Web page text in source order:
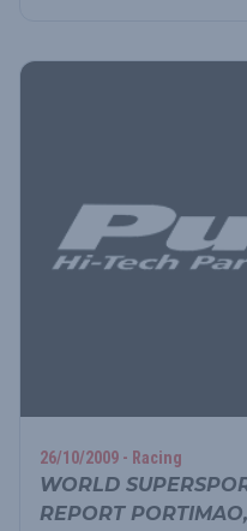
26/10/2009 - Racing
WORLD
REPORT